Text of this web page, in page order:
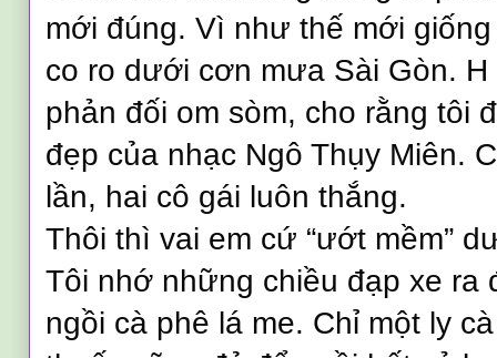
mới đúng. Vì như thế mới
co ro dưới cơn mưa Sài Gòn.
phản đối om sòm, cho rằng tôi
đẹp của nhạc Ngô Thụy Miên.
lần, hai cô gái luôn thắng.
Thôi thì vai em cứ “ướt mềm”
Tôi nhớ những chiều đạp xe ra
ngồi cà phê lá me. Chỉ một ly